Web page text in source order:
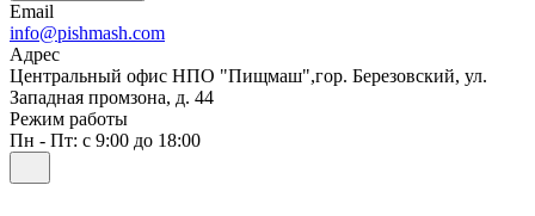
Email
info@pishmash.com
Адрес
Центральный офис НПО "Пищмаш",гор. Березовский, ул.
Западная промзона, д. 44
Режим работы
Пн - Пт: с 9:00 до 18:00